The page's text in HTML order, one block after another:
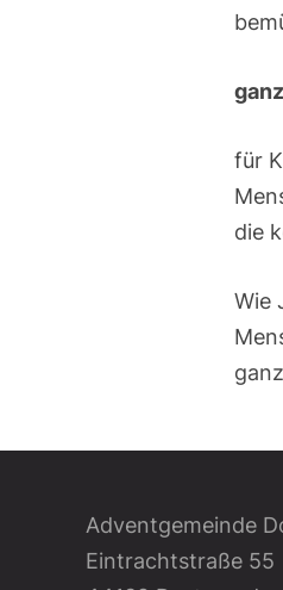
für
die
Wie
Adventgemeinde
Eintrachtstraße 55